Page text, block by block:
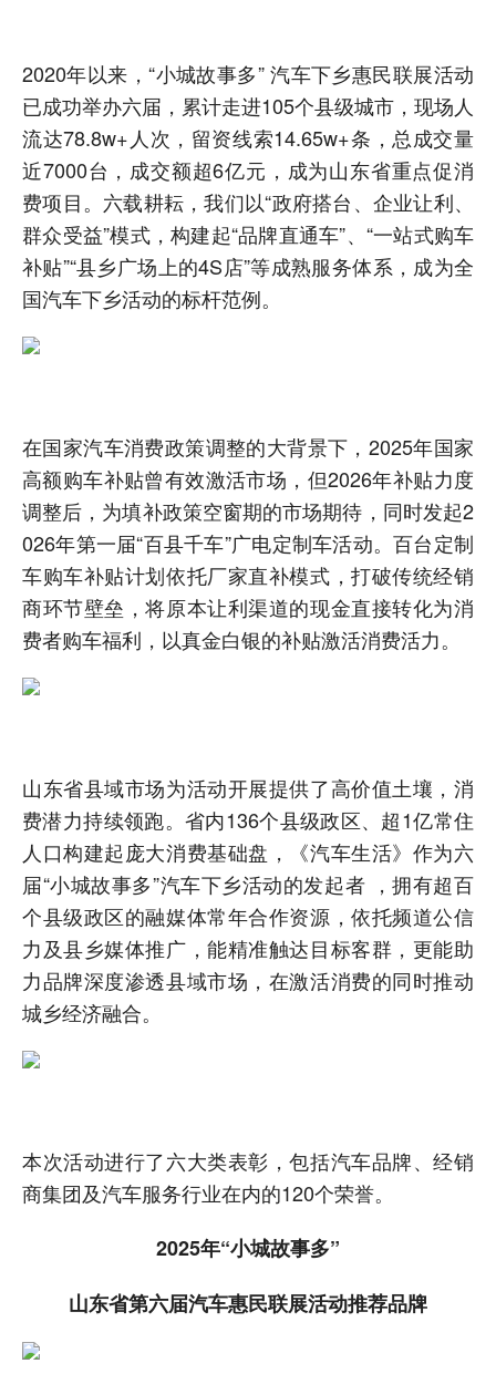
2020年以来，“小城故事多” 汽车下乡惠民联展活动
已成功举办六届，累计走进105个县级城市，现场人
流达78.8w+人次，留资线索14.65w+条，总成交量
近7000台，成交额超6亿元，成为山东省重点促消
费项目。六载耕耘，我们以“政府搭台、企业让利、
群众受益”模式，构建起“品牌直通车”、“一站式购车
补贴”“县乡广场上的4S店”等成熟服务体系，成为全
国汽车下乡活动的标杆范例。
在国家汽车消费政策调整的大背景下，2025年国家
高额购车补贴曾有效激活市场，但2026年补贴力度
调整后，为填补政策空窗期的市场期待，同时发起2
026年第一届“百县千车”广电定制车活动。百台定制
车购车补贴计划依托厂家直补模式，打破传统经销
商环节壁垒，将原本让利渠道的现金直接转化为消
费者购车福利，以真金白银的补贴激活消费活力。
山东省县域市场为活动开展提供了高价值土壤，消
费潜力持续领跑。省内136个县级政区、超1亿常住
人口构建起庞大消费基础盘，《汽车生活》作为六
届“小城故事多”汽车下乡活动的发起者 ，拥有超百
个县级政区的融媒体常年合作资源，依托频道公信
力及县乡媒体推广，能精准触达目标客群，更能助
力品牌深度渗透县域市场，在激活消费的同时推动
城乡经济融合。
本次活动进行了六大类表彰，包括汽车品牌、经销
商集团及汽车服务行业在内的120个荣誉。
2025年“小城故事多”
山东省第六届汽车惠民联展活动推荐品牌